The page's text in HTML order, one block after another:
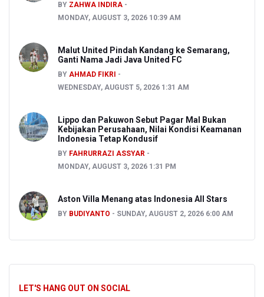
BY ZAHWA INDIRA
MONDAY, AUGUST 3, 2026 10:39 AM
Malut United Pindah Kandang ke Semarang,
Ganti Nama Jadi Java United FC
BY AHMAD FIKRI
WEDNESDAY, AUGUST 5, 2026 1:31 AM
Lippo dan Pakuwon Sebut Pagar Mal Bukan
Kebijakan Perusahaan, Nilai Kondisi Keamanan
Indonesia Tetap Kondusif
BY FAHRURRAZI ASSYAR
MONDAY, AUGUST 3, 2026 1:31 PM
Aston Villa Menang atas Indonesia All Stars
BY BUDIYANTO SUNDAY, AUGUST 2, 2026 6:00 AM
LET'S HANG OUT ON SOCIAL